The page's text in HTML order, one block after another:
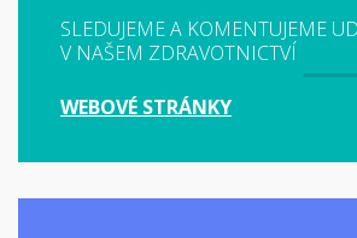
SLEDUJEME A KOMENTUJEME
V NAŠEM ZDRAVOTNICTVÍ
WEBOVÉ STRÁNKY